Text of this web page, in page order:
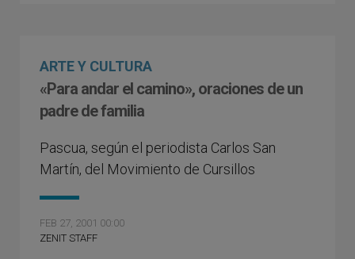
ARTE Y CULTURA
«Para andar el camino», oraciones de un
padre de familia
Pascua, según el periodista Carlos San
Martín, del Movimiento de Cursillos
FEB 27, 2001 00:00
ZENIT STAFF